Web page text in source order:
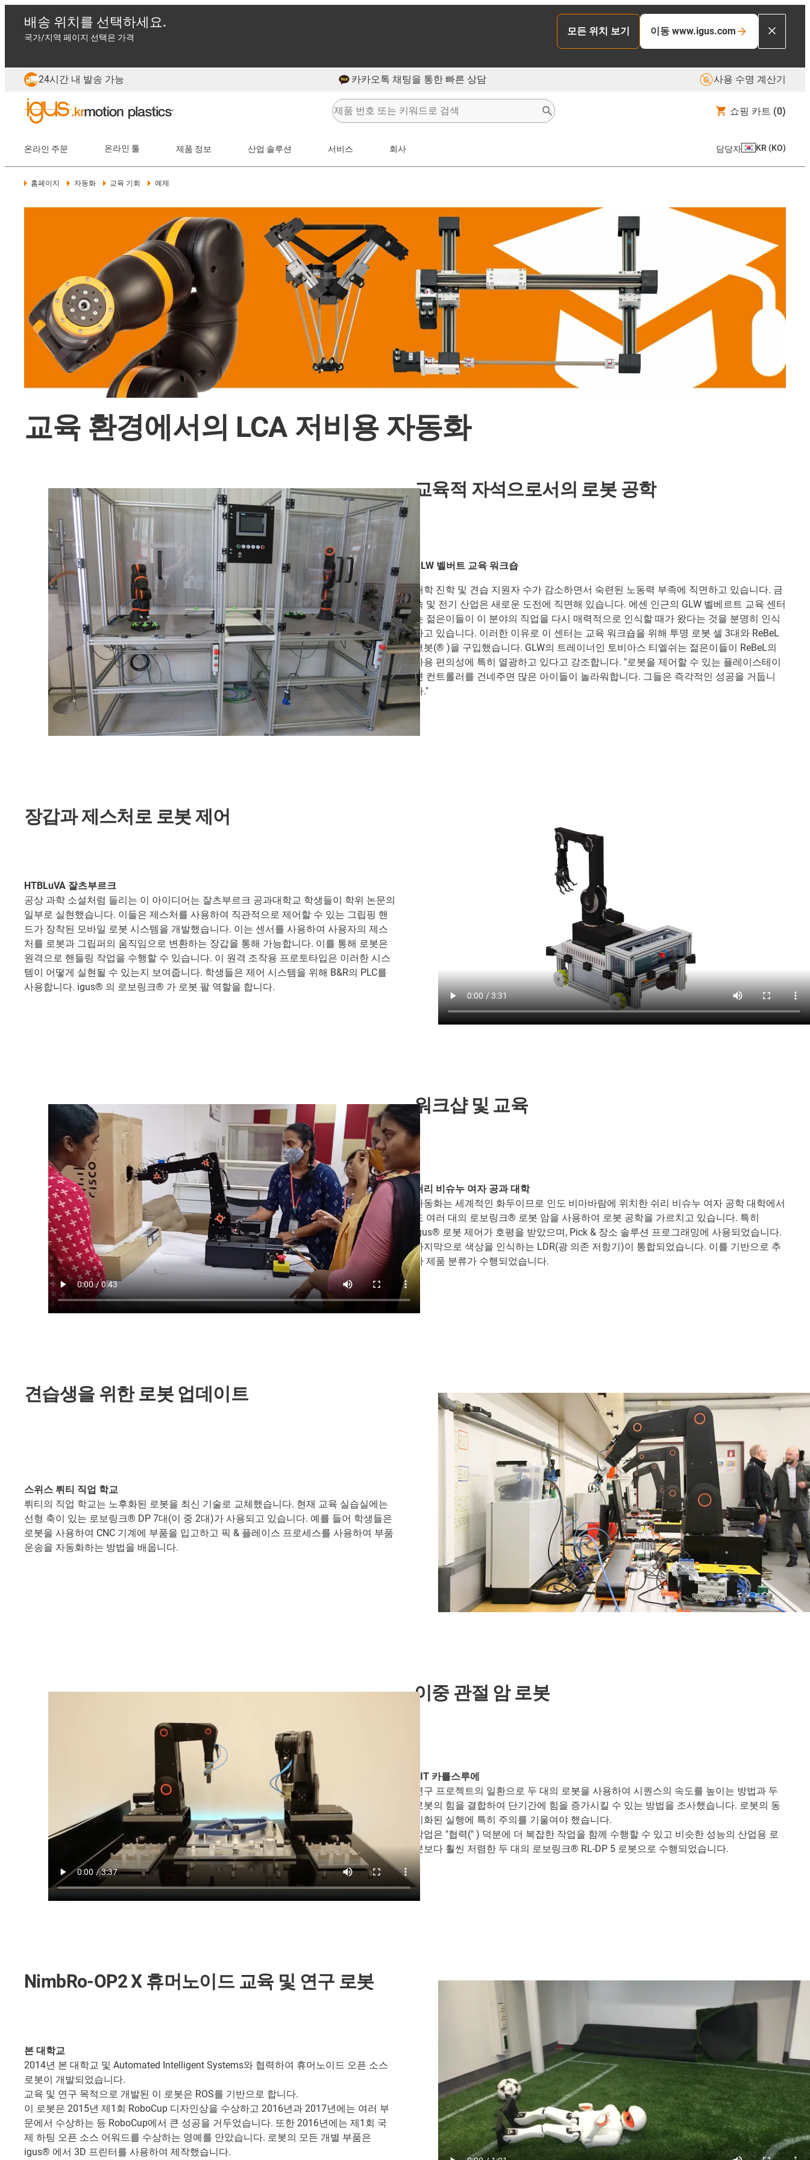
배송 위치를 선택하세요.
국가/지역 페이지 선택은 가격
모든 위치 보기 이동 www.igus.com
24시간 내 발송 가능 카카오톡 채팅을 통한 빠른 상담 사용 수명 계산기
쇼핑 카트 (0)
온라인 주문 온라인 툴 제품 정보 산업 솔루션 서비스 회사 담당자 KR (KO)
홈페이지 자동화 교육 기회 예제
교육 환경에서의 LCA 저비용 자동화
교육적 자석으로서의 로봇 공학
GLW 벨버트 교육 워크숍
대학 진학 및 견습 지원자 수가 감소하면서 숙련된 노동력 부족에 직면하고 있습니다. 금
속 및 전기 산업은 새로운 도전에 직면해 있습니다. 에센 인근의 GLW 벨베르트 교육 센터
는 젊은이들이 이 분야의 직업을 다시 매력적으로 인식할 때가 왔다는 것을 분명히 인식
하고 있습니다. 이러한 이유로 이 센터는 교육 워크숍을 위해 투명 로봇 셀 3대와 ReBeL
코봇(® )을 구입했습니다. GLW의 트레이너인 토비아스 티엘쉬는 젊은이들이 ReBeL의
사용 편의성에 특히 열광하고 있다고 강조합니다. "로봇을 제어할 수 있는 플레이스테이
션 컨트롤러를 건네주면 많은 아이들이 놀라워합니다. 그들은 즉각적인 성공을 거둡니
다."
장갑과 제스처로 로봇 제어
HTBLuVA 잘츠부르크
공상 과학 소설처럼 들리는 이 아이디어는 잘츠부르크 공과대학교 학생들이 학위 논문의
일부로 실현했습니다. 이들은 제스처를 사용하여 직관적으로 제어할 수 있는 그립핑 핸
드가 장착된 모바일 로봇 시스템을 개발했습니다. 이는 센서를 사용하여 사용자의 제스
처를 로봇과 그립퍼의 움직임으로 변환하는 장갑을 통해 가능합니다. 이를 통해 로봇은
원격으로 핸들링 작업을 수행할 수 있습니다. 이 원격 조작용 프로토타입은 이러한 시스
템이 어떻게 실현될 수 있는지 보여줍니다. 학생들은 제어 시스템을 위해 B&R의 PLC를
사용합니다. igus® 의 로보링크® 가 로봇 팔 역할을 합니다.
워크샵 및 교육
쉬리 비슈누 여자 공과 대학
자동화는 세계적인 화두이므로 인도 비마바람에 위치한 쉬리 비슈누 여자 공학 대학에서
도 여러 대의 로보링크® 로봇 암을 사용하여 로봇 공학을 가르치고 있습니다. 특히
igus® 로봇 제어가 호평을 받았으며, Pick & 장소 솔루션 프로그래밍에 사용되었습니다.
마지막으로 색상을 인식하는 LDR(광 의존 저항기)이 통합되었습니다. 이를 기반으로 추
가 제품 분류가 수행되었습니다.
견습생을 위한 로봇 업데이트
스위스 뤼티 직업 학교
뤼티의 직업 학교는 노후화된 로봇을 최신 기술로 교체했습니다. 현재 교육 실습실에는
선형 축이 있는 로보링크® DP 7대(이 중 2대)가 사용되고 있습니다. 예를 들어 학생들은
로봇을 사용하여 CNC 기계에 부품을 입고하고 픽 & 플레이스 프로세스를 사용하여 부품
운송을 자동화하는 방법을 배웁니다.
이중 관절 암 로봇
KIT 카를스루에
연구 프로젝트의 일환으로 두 대의 로봇을 사용하여 시퀀스의 속도를 높이는 방법과 두
로봇의 힘을 결합하여 단기간에 힘을 증가시킬 수 있는 방법을 조사했습니다. 로봇의 동
기화된 실행에 특히 주의를 기울여야 했습니다.
작업은 "협력(" ) 덕분에 더 복잡한 작업을 함께 수행할 수 있고 비슷한 성능의 산업용 로
봇보다 훨씬 저렴한 두 대의 로보링크® RL-DP 5 로봇으로 수행되었습니다.
NimbRo-OP2 X 휴머노이드 교육 및 연구 로봇
본 대학교
2014년 본 대학교 및 Automated Intelligent Systems와 협력하여 휴머노이드 오픈 소스
로봇이 개발되었습니다.
교육 및 연구 목적으로 개발된 이 로봇은 ROS를 기반으로 합니다.
이 로봇은 2015년 제1회 RoboCup 디자인상을 수상하고 2016년과 2017년에는 여러 부
문에서 수상하는 등 RoboCup에서 큰 성공을 거두었습니다. 또한 2016년에는 제1회 국
제 하팅 오픈 소스 어워드를 수상하는 영예를 안았습니다. 로봇의 모든 개별 부품은
igus® 에서 3D 프린터를 사용하여 제작했습니다.